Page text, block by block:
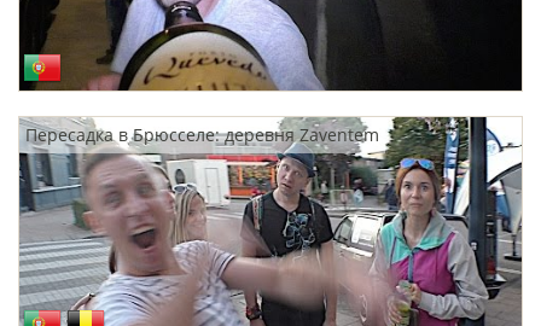
Пересадка в Брюсселе: деревня Zaventem